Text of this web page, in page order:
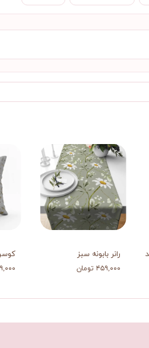
۲۱۹,۰۰۰
رانر بابونه سبز
۴۵۹,۰۰۰ تومان